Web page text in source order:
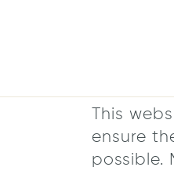
This
ensure
possible.